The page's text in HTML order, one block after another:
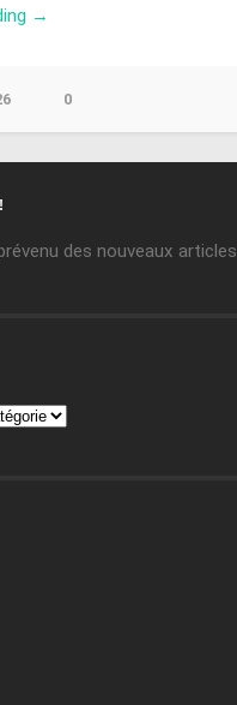
→
0
des nouveaux articles